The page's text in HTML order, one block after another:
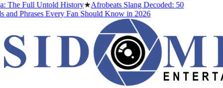
The Full Untold History★Afrobeats Slang Decoded: 50
and Phrases Every Fan Should Know in 2026